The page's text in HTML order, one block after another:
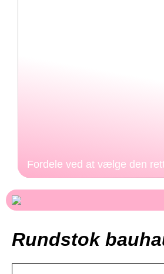
Fordele ved at vælge den
Rundstok